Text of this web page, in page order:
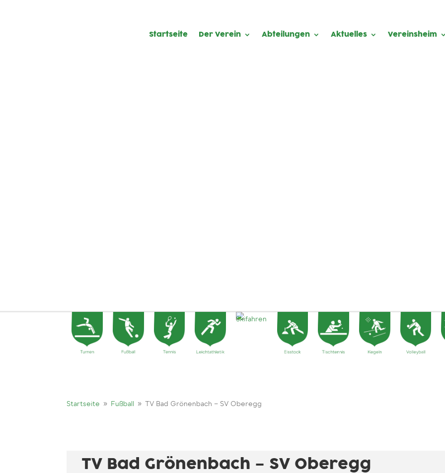
Startseite Der Verein Abteilungen Aktuelles Vereinsheim
Startseite 9 Fußball 9 TV Bad Grönenbach – SV Oberegg
TV Bad Grönenbach – SV Oberegg